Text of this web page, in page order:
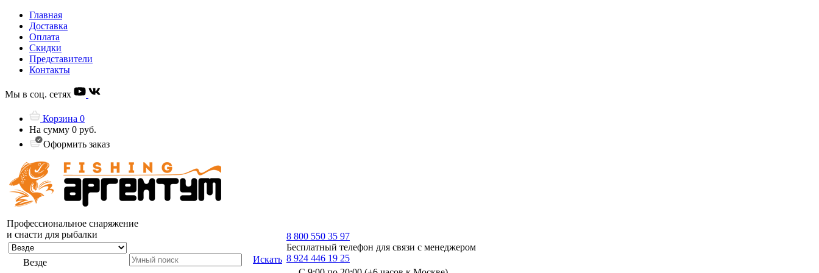
Главная
Доставка
Оплата
Скидки
Представители
Контакты
Мы в соц. сетях
Корзина 0
На сумму 0 руб.
Оформить заказ
Профессиональное снаряжение
и снасти для рыбалки
Везде Искать
8 800 550 35 97
Бесплатный телефон для связи с менеджером
8 924 446 19 25